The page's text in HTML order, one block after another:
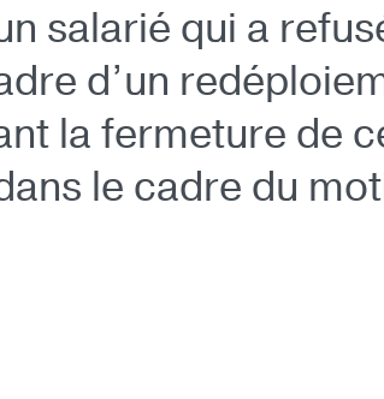
salarié qui a
d’un
la fermeture de
le cadre du